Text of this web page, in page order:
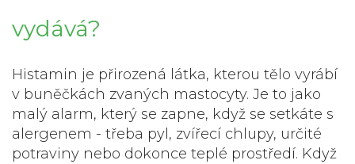
vydává?
Histamin je přirozená látka, kterou tělo vyrábí
v buněčkách zvaných mastocyty. Je to jako
malý alarm, který se zapne, když se setkáte s
alergenem - třeba pyl, zvířecí chlupy, určité
potraviny nebo dokonce teplé prostředí. Když